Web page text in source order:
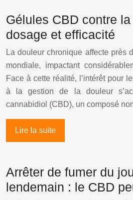
Gélules CBD contre
dosage et efficacité
La douleur chronique affecte près
mondiale, impactant
Face à cette réalité, l’intérêt pour
à la gestion de la douleur
cannabidiol (CBD), un composé
Lire la suite
Arrêter de fumer du
lendemain : le CBD